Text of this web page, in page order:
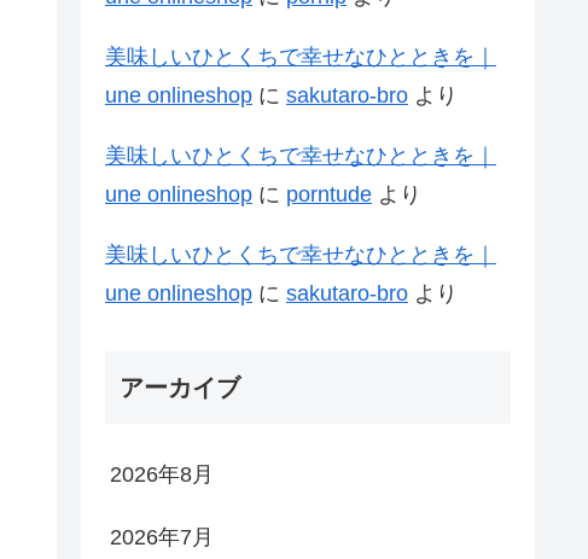
美味しいひとくちで幸せなひとときを｜
une onlineshop に sakutaro-bro より
美味しいひとくちで幸せなひとときを｜
une onlineshop に porntude より
美味しいひとくちで幸せなひとときを｜
une onlineshop に sakutaro-bro より
アーカイブ
2026年8月
2026年7月